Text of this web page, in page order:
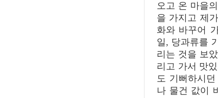
오고 온 마을
을 가지고 제
화와 바꾸어
일, 당과류를
리는 것을 보
리고 가서 맛
도 기뻐하시
나 물건 값이